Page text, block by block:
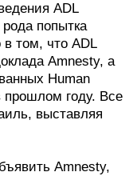
ADL
попытка
том, что ADL
Amnesty, а
Human
прошлом году. Все
выставляя
Amnesty,